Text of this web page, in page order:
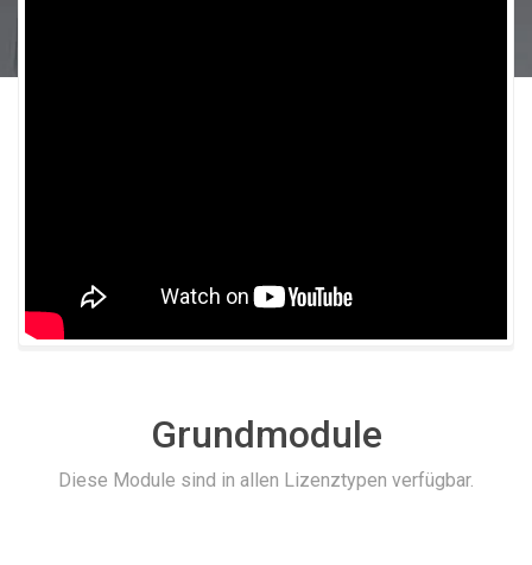
Grundmodule
Diese Module sind in allen Lizenztypen verfügbar.